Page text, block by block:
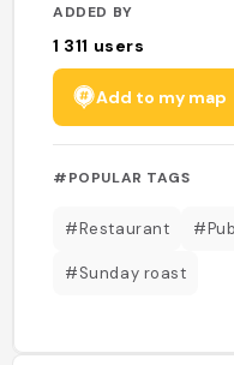
ADDED BY
1 311 users
Add to my map
#POPULAR TAGS
#Restaurant #Pub
#Sunday roast